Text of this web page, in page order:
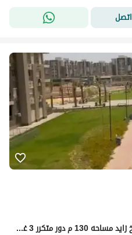
اتصل
شقة للايجار كمباوند جنه زايد 4 الشيخ زايد مساحه 130 م دور متكرر 3 غرف 2 حمام اول سكن . كمباوند أمن وحراسه 24 ساعه دقيقه واحده من طريق مصر اسكندريه الصحراوي 3 دقائق من هايبر 1